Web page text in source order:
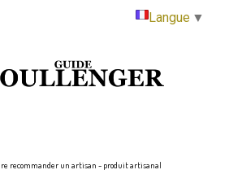
recommander un artisan - produit artisanal
Langue ▼